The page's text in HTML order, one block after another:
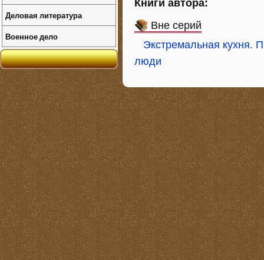
Книги автора:
Вне серий
Экстремальная кухня.
люди
Деловая литература
Военное дело